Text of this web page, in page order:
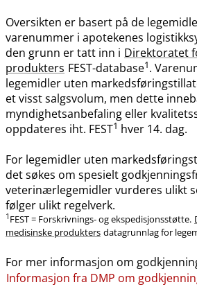
Oversikten er basert på de
varenummer i apotekenes
den grunn er tatt inn i Direktoratet
produkters FEST-database1.
legemidler uten
et visst salgsvolum, men dette
myndighetsanbefaling eller
oppdateres iht. FEST1 hver 14. dag.
For legemidler uten
det søkes om spesielt
veterinærlegemidler vurderes ulikt
følger ulikt regelverk.
1 FEST = Forskrivnings- og ekspedisjonsstøtte.
medisinske produkters datagrunnlag for
For mer informasjon om
Informasjon fra DMP om